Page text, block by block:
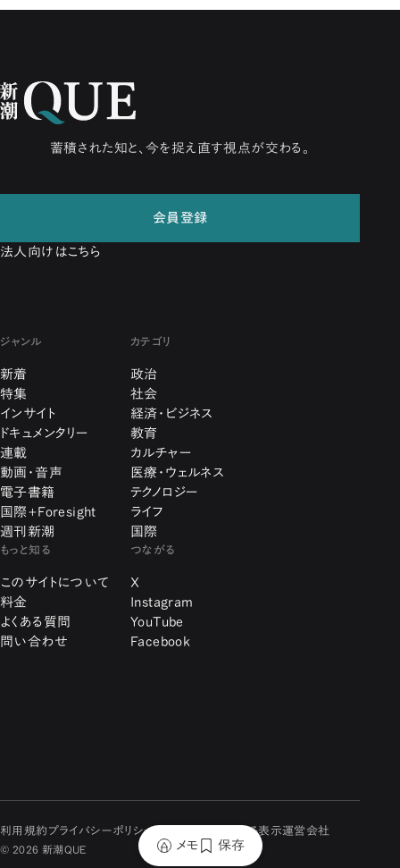
蓄積された知と、今を捉え直す視点が交わる。
会員登録
法人向けはこちら
ジャンル
新着
特集
インサイト
ドキュメンタリー
連載
動画・音声
電子書籍
国際+Foresight
週刊新潮
カテゴリ
政治
社会
経済・ビジネス
教育
カルチャー
医療・ウェルネス
テクノロジー
ライフ
国際
もっと知る
このサイトについて
料金
よくある質問
問い合わせ
つながる
X
Instagram
YouTube
Facebook
利用規約 プライバシーポリシー 特定商取引に関する表示運営会社
© 2026 新潮QUE メモ 保存